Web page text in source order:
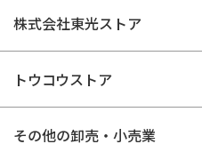
株式会社東光ストア
トウコウストア
その他の卸売・小売業